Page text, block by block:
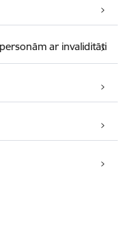
ar invaliditāti